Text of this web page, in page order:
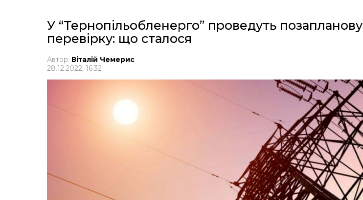
У “Тернопільобленерго” проведуть позапланову
перевірку: що сталося
Автор: Віталій Чемерис
28.12.2022, 16:32